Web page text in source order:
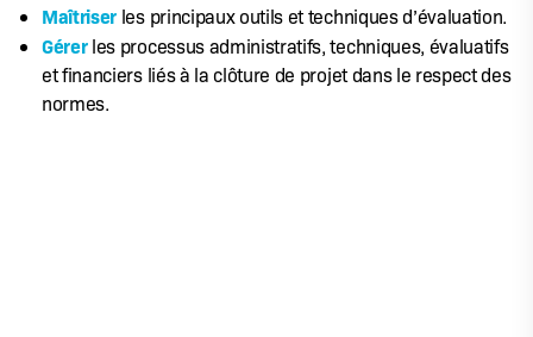
Maîtriser les principaux outils et techniques d’évaluation.
Gérerles processus administratifs, techniques, évaluatifs
et financiers liés à la clôture de projet dans le respect des
normes.